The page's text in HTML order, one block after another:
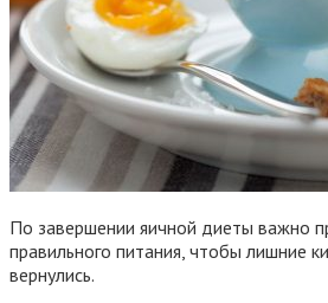
По завершении яичной диеты важно
правильного питания, чтобы лишние
вернулись.